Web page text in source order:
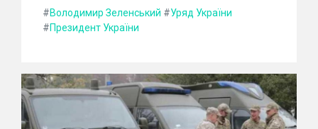
#Володимир Зеленський #Уряд України
#Президент України